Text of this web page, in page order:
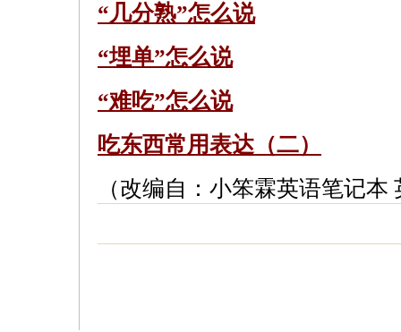
“几分熟”怎么说
“埋单”怎么说
“难吃”怎么说
吃东西常用表达（二）
（改编自：小笨霖英语笔记本